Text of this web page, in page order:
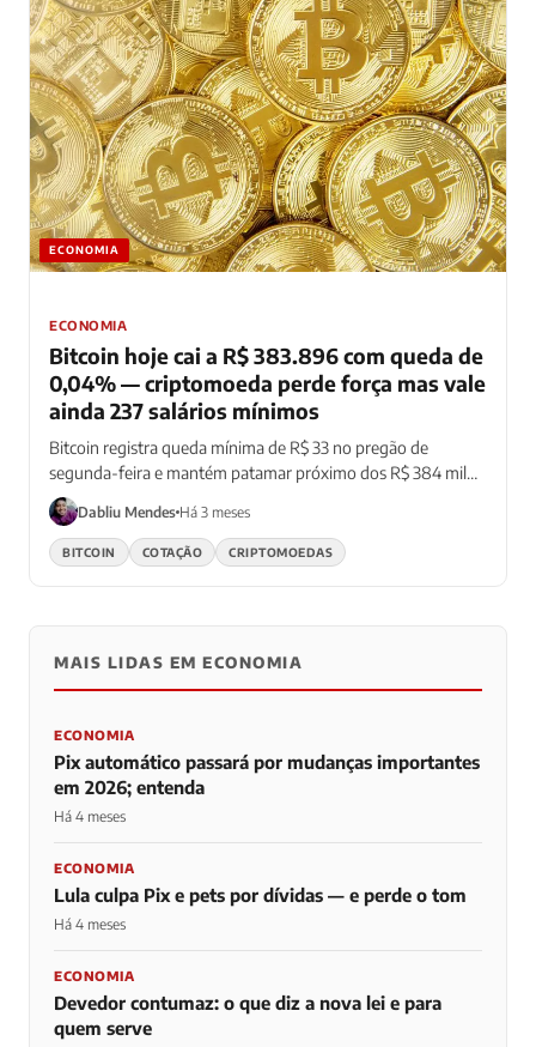
ECONOMIA
ECONOMIA
Bitcoin hoje cai a R$ 383.896 com queda de
0,04% — criptomoeda perde força mas vale
ainda 237 salários mínimos
Bitcoin registra queda mínima de R$ 33 no pregão de
segunda-feira e mantém patamar próximo dos R$ 384 mil
com baixa volatilidade
Dabliu Mendes Há 3 meses
BITCOIN COTAÇÃO CRIPTOMOEDAS
MAIS LIDAS EM ECONOMIA
ECONOMIA
Pix automático passará por mudanças importantes
em 2026; entenda
Há 4 meses
ECONOMIA
Lula culpa Pix e pets por dívidas — e perde o tom
Há 4 meses
ECONOMIA
Devedor contumaz: o que diz a nova lei e para
quem serve